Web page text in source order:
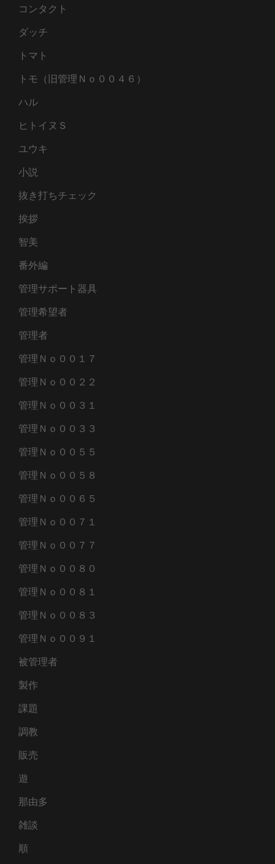
コンタクト
ダッチ
トマト
トモ（旧管理Ｎｏ００４６）
ハル
ヒトイヌＳ
ユウキ
小説
抜き打ちチェック
挨拶
智美
番外編
管理サポート器具
管理希望者
管理者
管理Ｎｏ００１７
管理Ｎｏ００２２
管理Ｎｏ００３１
管理Ｎｏ００３３
管理Ｎｏ００５５
管理Ｎｏ００５８
管理Ｎｏ００６５
管理Ｎｏ００７１
管理Ｎｏ００７７
管理Ｎｏ００８０
管理Ｎｏ００８１
管理Ｎｏ００８３
管理Ｎｏ００９１
被管理者
製作
課題
調教
販売
遊
那由多
雑談
順